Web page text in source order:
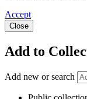
Accept
Close
Add to
Add new or search